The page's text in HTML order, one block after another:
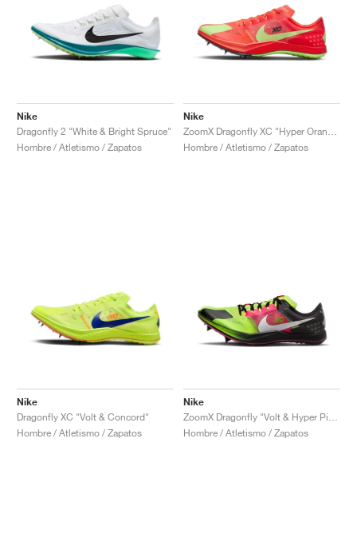
Nike
Dragonfly 2 "White & Bright Spruce"
Hombre / Atletismo / Zapatos
Nike
Hombre / Atletismo / Zapatos
Nike
Dragonfly XC "Volt & Concord"
Hombre / Atletismo / Zapatos
Nike
Hombre / Atletismo / Zapatos